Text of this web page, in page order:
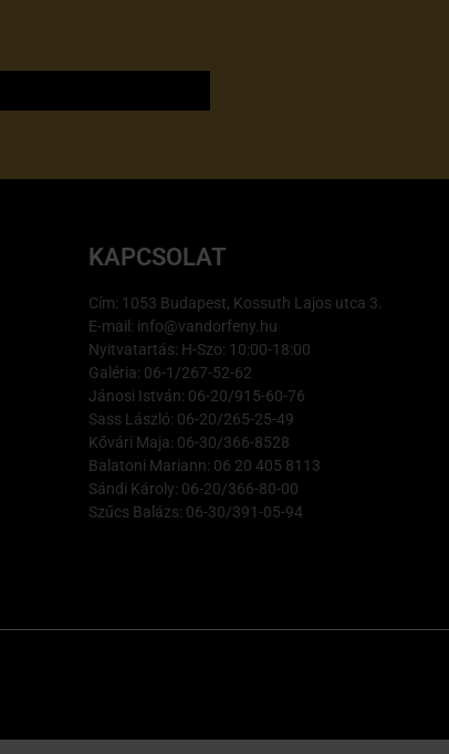
KAPCSOLAT
Cím: 1053 Budapest, Kossuth Lajos utca 3.
E-mail: info@vandorfeny.hu
Nyitvatartás: H-Szo: 10:00-18:00
Galéria: 06-1/267-52-62
Jánosi István: 06-20/915-60-76
Sass László: 06-20/265-25-49
Kővári Maja: 06-30/366-8528
Balatoni Mariann: 06 20 405 8113
Sándi Károly: 06-20/366-80-00
Szűcs Balázs: 06-30/391-05-94